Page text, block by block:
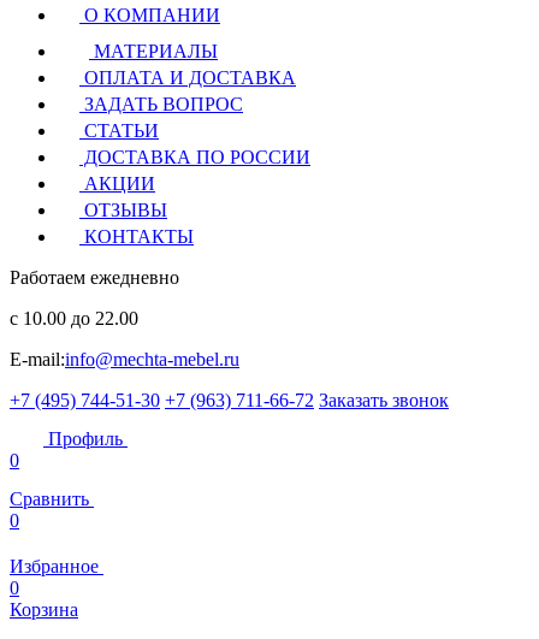
О КОМПАНИИ
МАТЕРИАЛЫ
ОПЛАТА И ДОСТАВКА
ЗАДАТЬ ВОПРОС
СТАТЬИ
ДОСТАВКА ПО РОССИИ
АКЦИИ
ОТЗЫВЫ
КОНТАКТЫ
Работаем ежедневно
с 10.00 до 22.00
E-mail:info@mechta-mebel.ru
+7 (495) 744-51-30 +7 (963) 711-66-72 Заказать звонок
Профиль
0
Сравнить
0
Избранное
0
Корзина